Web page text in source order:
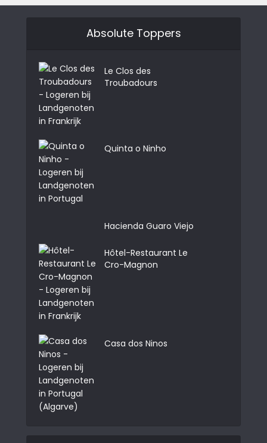
Absolute Toppers
Le Clos des
Troubadours
Quinta o Ninho
Hacienda Guaro Viejo
Hôtel-Restaurant Le
Cro-Magnon
Casa dos Ninos